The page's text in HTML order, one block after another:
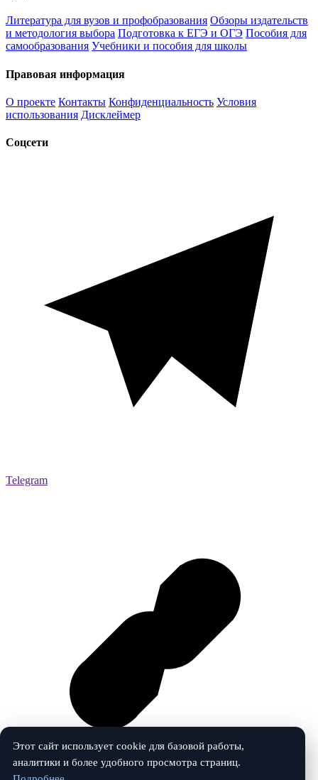
Литература для вузов и профобразования Обзоры издательств
и методология выбора Подготовка к ЕГЭ и ОГЭ Пособия для
самообразования Учебники и пособия для школы
Правовая информация
О проекте Контакты Конфиденциальность Условия
использования Дисклеймер
Соцсети
Telegram
Этот сайт использует cookie для базовой работы,
аналитики и более удобного просмотра страниц.